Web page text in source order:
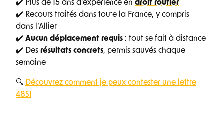
✔️ Plus de 15 ans d’expérience en droit routier
✔️ Recours traités dans toute la France, y compris
dans l’Allier
✔️ Aucun déplacement requis : tout se fait à distance
✔️ Des résultats concrets, permis sauvés chaque
semaine
🔍 Découvrez comment je peux contester une lettre
48SI